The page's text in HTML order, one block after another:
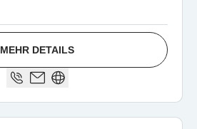
MEHR DETAILS